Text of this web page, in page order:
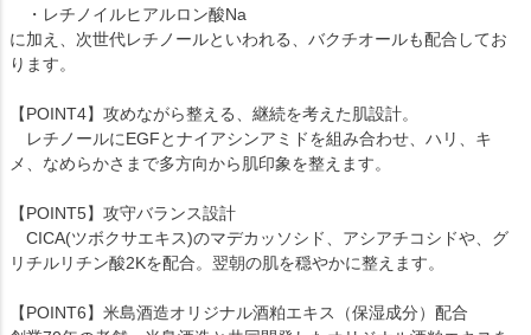
・レチノイルヒアルロン酸Na
に加え、次世代レチノールといわれる、バクチオールも配合してお
ります。
【POINT4】攻めながら整える、継続を考えた肌設計。
レチノールにEGFとナイアシンアミドを組み合わせ、ハリ、キ
メ、なめらかさまで多方向から肌印象を整えます。
【POINT5】攻守バランス設計
CICA(ツボクサエキス)のマデカッソシド、アシアチコシドや、グ
リチルリチン酸2Kを配合。翌朝の肌を穏やかに整えます。
【POINT6】米島酒造オリジナル酒粕エキス（保湿成分）配合